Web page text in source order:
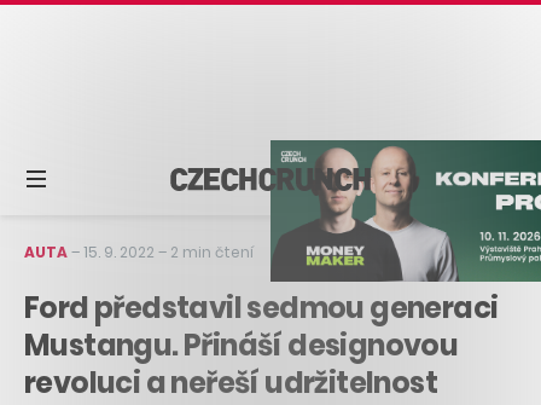
AUTA–15. 9. 2022 – 2 min čtení
Ford představil sedmou generaci
Mustangu. Přináší designovou
revoluci a neřeší udržitelnost